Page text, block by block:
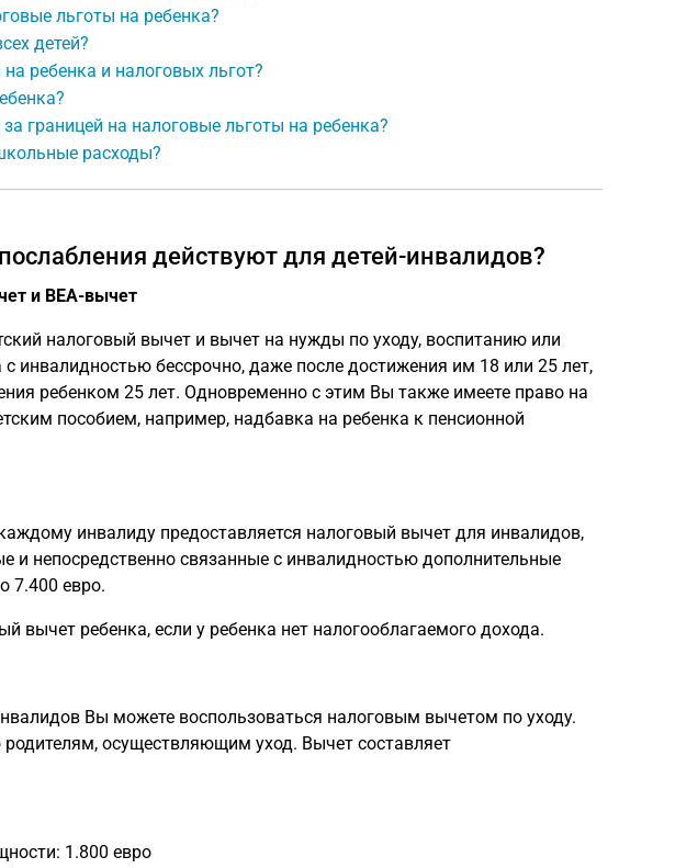
льготы на ребенка?
детей?
ребенка и налоговых льгот?
границей на налоговые льготы на ребенка?
расходы?
действуют для детей-инвалидов?
и BEA-вычет
налоговый вычет и вычет на нужды по уходу, воспитанию или
инвалидностью бессрочно, даже после достижения им 18 или 25 лет,
ребенком 25 лет. Одновременно с этим Вы также имеете право на
пособием, например, надбавка на ребенка к пенсионной
инвалиду предоставляется налоговый вычет для инвалидов,
и непосредственно связанные с инвалидностью дополнительные
7.400 евро.
вычет ребенка, если у ребенка нет налогооблагаемого дохода.
Вы можете воспользоваться налоговым вычетом по уходу.
родителям, осуществляющим уход. Вычет составляет
1.800 евро